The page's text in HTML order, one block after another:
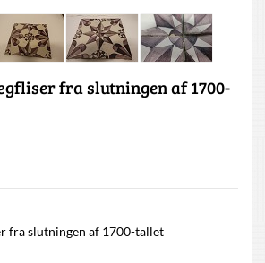
fra slutningen af 1700-
fra slutningen af 1700-tallet